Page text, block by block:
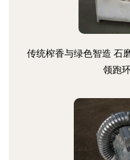
传统榨香与绿色智造 石
领跑